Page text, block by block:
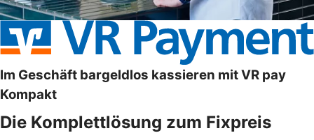
Im Geschäft bargeldlos kassieren mit VR pay
Kompakt
Die Komplettlösung zum Fixpreis